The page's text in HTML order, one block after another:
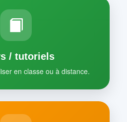
/ tutoriels
en classe ou à distance.